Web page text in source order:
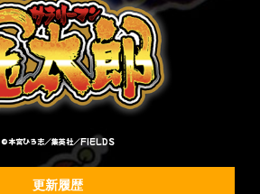
©本宮ひろ志／集英社／FIELDS
更新履歴